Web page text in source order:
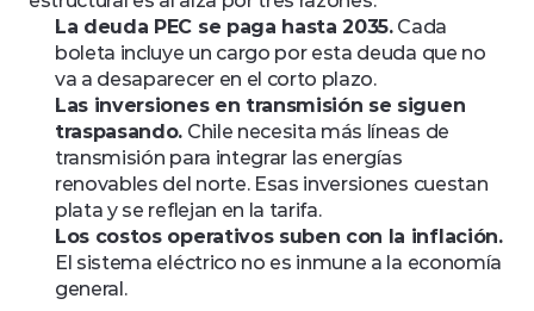
La deuda PEC se paga hasta 2035. Cada
boleta incluye un cargo por esta deuda que no
va a desaparecer en el corto plazo.
Las inversiones en transmisión se siguen
traspasando. Chile necesita más líneas de
transmisión para integrar las energías
renovables del norte. Esas inversiones cuestan
plata y se reflejan en la tarifa.
Los costos operativos suben con la inflación.
El sistema eléctrico no es inmune a la economía
general.